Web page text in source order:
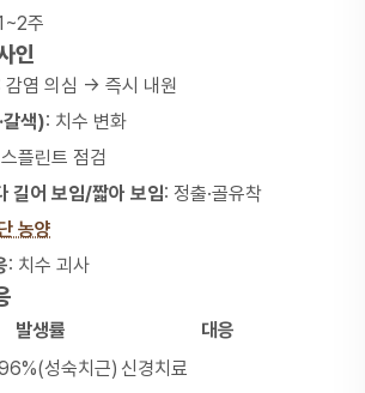
주
인
감염 의심 → 즉시 내원
갈색): 치수 변화
플린트 점검
길어 보임/짧아 보임: 정출·골유착
농양
: 치수 괴사
발생률
대응
성숙치근) 신경치료